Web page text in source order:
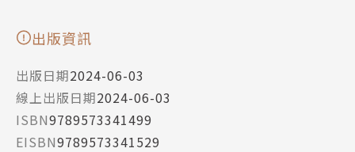
出版資訊
出版日期2024-06-03
線上出版日期2024-06-03
ISBN9789573341499
EISBN9789573341529